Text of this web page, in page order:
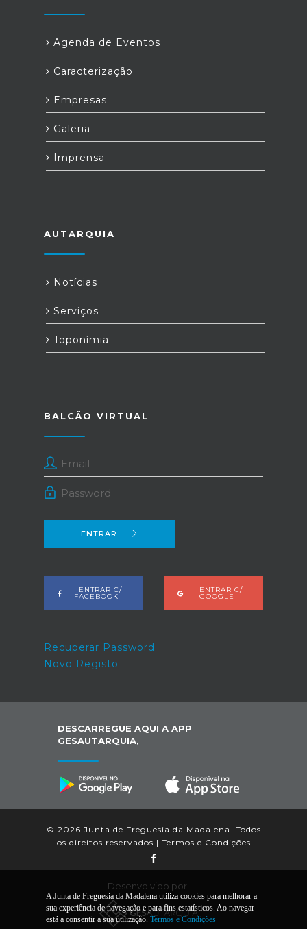
Agenda de Eventos
Caracterização
Empresas
Galeria
Imprensa
AUTARQUIA
Notícias
Serviços
Toponímia
BALCÃO VIRTUAL
ENTRAR
ENTRAR C/
FACEBOOK
ENTRAR C/
GOOGLE
Recuperar Password
Novo Registo
DESCARREGUE AQUI A APP
GESAUTARQUIA,
© 2026 Junta de Freguesia da Madalena. Todos
os direitos reservados | Termos e Condições
Desenvolvido por:
A Junta de Freguesia da Madalena utiliza cookies para melhorar a
sua experiência de navegação e para fins estatísticos. Ao navegar
está a consentir a sua utilização. Termos e Condições